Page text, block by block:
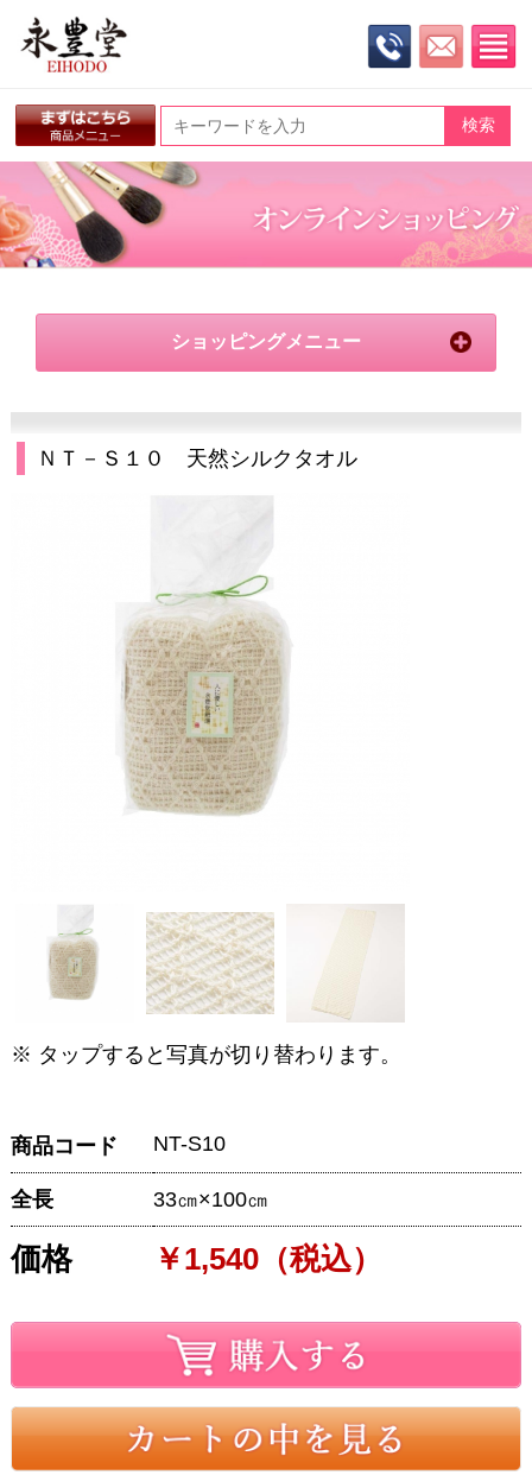
ショッピングメニュー
ＮＴ－Ｓ１０ 天然シルクタオル
※ タップすると写真が切り替わります。
商品コード NT-S10
全長 33㎝×100㎝
価格 ￥1,540（税込）